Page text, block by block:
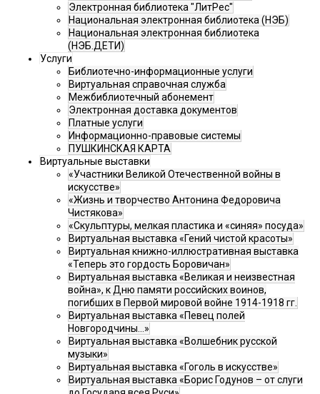
Электронная библиотека "ЛитРес"
Национальная электронная библиотека (НЭБ)
Национальная электронная библиотека
(НЭБ.ДЕТИ)
Услуги
Библиотечно-информационные услуги
Виртуальная справочная служба
Межбиблиотечный абонемент
Электронная доставка документов
Платные услуги
Информационно-правовые системы
ПУШКИНСКАЯ КАРТА
Виртуальные выставки
«Участники Великой Отечественной войны в
искусстве»
«Жизнь и творчество Антонина Федоровича
Чистякова»
«Скульптуры, мелкая пластика и «синяя» посуда»
Виртуальная выставка «Гений чистой красоты»
Виртуальная книжно-иллюстративная выставка
«Теперь это гордость Боровичан»
Виртуальная выставка «Великая и неизвестная
война», к Дню памяти российских воинов,
погибших в Первой мировой войне 1914-1918 гг.
Виртуальная выставка «Певец полей
Новгородчины…»
Виртуальная выставка «Волшебник русской
музыки»
Виртуальная выставка «Гоголь в искусстве»
Виртуальная выставка «Борис Годунов – от слуги